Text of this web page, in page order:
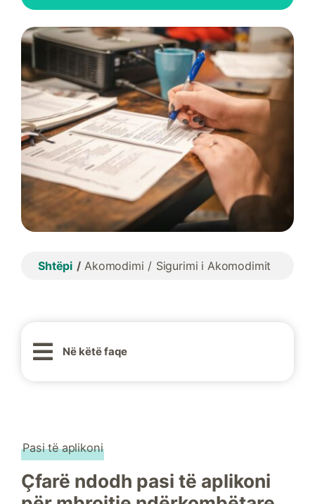
Shtëpi Akomodimi Sigurimi i Akomodimit
Në këtë faqe
Pasi të aplikoni
Çfarë ndodh pasi të aplikoni